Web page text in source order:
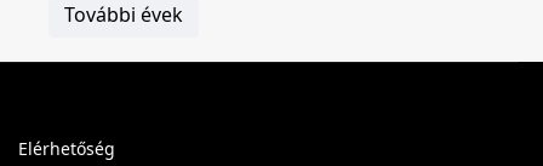
További évek
Elérhetőség